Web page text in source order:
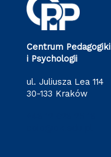
Centrum Pedagogiki
i Psychologii
ul. Juliusza Lea 114
30-133 Kraków